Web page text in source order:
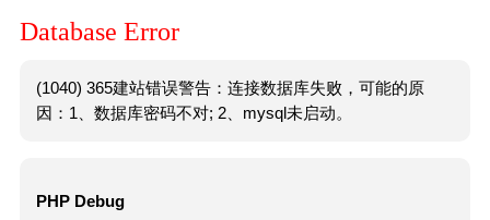
Database Error
(1040) 365建站错误警告：连接数据库失败，可能的原
因：1、数据库密码不对; 2、mysql未启动。
PHP Debug